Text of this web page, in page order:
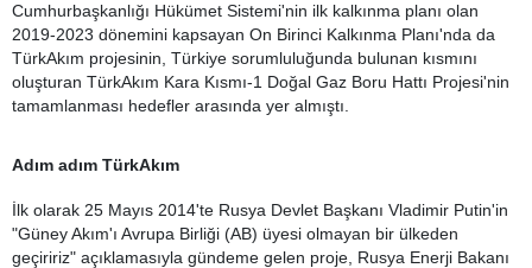
Cumhurbaşkanlığı Hükümet Sistemi'nin ilk kalkınma planı olan
2019-2023 dönemini kapsayan On Birinci Kalkınma Planı'nda da
TürkAkım projesinin, Türkiye sorumluluğunda bulunan kısmını
oluşturan TürkAkım Kara Kısmı-1 Doğal Gaz Boru Hattı Projesi'nin
tamamlanması hedefler arasında yer almıştı.
Adım adım TürkAkım
İlk olarak 25 Mayıs 2014'te Rusya Devlet Başkanı Vladimir Putin'in
"Güney Akım'ı Avrupa Birliği (AB) üyesi olmayan bir ülkeden
geçiririz" açıklamasıyla gündeme gelen proje, Rusya Enerji Bakanı